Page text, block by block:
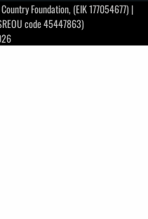
Foundation, (EIK 177054677) |
code 45447863)